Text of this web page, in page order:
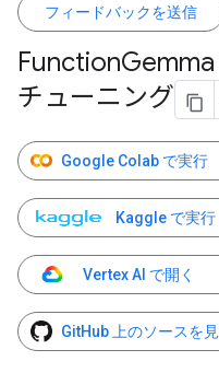
フィードバックを送信
Function
チューニング
Google Colab で実行
Kaggle で実行
Vertex AI で開く
GitHub 上のソースを